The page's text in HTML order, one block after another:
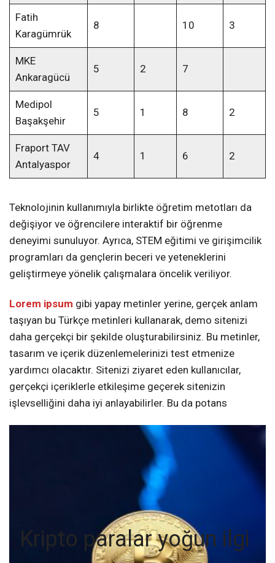
Fatih
Karagümrük
8 10 3
MKE
Ankaragücü
5 2 7
Medipol
Başakşehir
5 1 8 2
Fraport TAV
Antalyaspor
4 1 6 2
Teknolojinin kullanımıyla birlikte öğretim metotları da
değişiyor ve öğrencilere interaktif bir öğrenme
deneyimi sunuluyor. Ayrıca, STEM eğitimi ve girişimcilik
programları da gençlerin beceri ve yeteneklerini
geliştirmeye yönelik çalışmalara öncelik veriliyor.
Lorem ipsum gibi yapay metinler yerine, gerçek anlam
taşıyan bu Türkçe metinleri kullanarak, demo sitenizi
daha gerçekçi bir şekilde oluşturabilirsiniz. Bu metinler,
tasarım ve içerik düzenlemelerinizi test etmenize
yardımcı olacaktır. Sitenizi ziyaret eden kullanıcılar,
gerçekçi içeriklerle etkileşime geçerek sitenizin
işlevselliğini daha iyi anlayabilirler. Bu da potans
Kripto paralar yoğun ilgi